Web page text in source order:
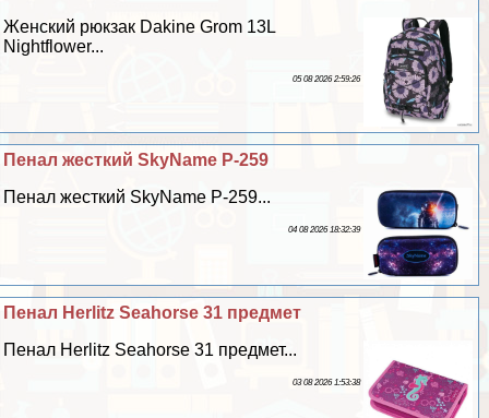
Женский рюкзак Dakine Grom 13L
Nightflower...
05 08 2026 2:59:26
Пенал жесткий SkyName P-259
Пенал жесткий SkyName P-259...
04 08 2026 18:32:39
Пенал Herlitz Seahorse 31 предмет
Пенал Herlitz Seahorse 31 предмет...
03 08 2026 1:53:38